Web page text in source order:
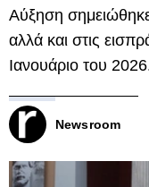
Αύξηση
αλλά και στις
Ιανουάριο του
Newsroom